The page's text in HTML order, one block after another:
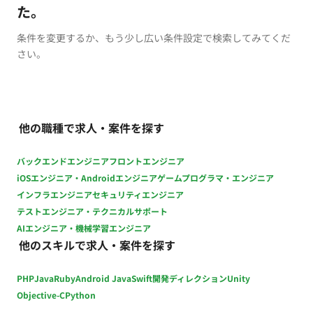
た。
条件を変更するか、もう少し広い条件設定で検索してみてくだ
さい。
他の職種で求人・案件を探す
バックエンドエンジニアフロントエンジニア
iOSエンジニア・Androidエンジニアゲームプログラマ・エンジニア
インフラエンジニアセキュリティエンジニア
テストエンジニア・テクニカルサポート
AIエンジニア・機械学習エンジニア
他のスキルで求人・案件を探す
PHPJavaRubyAndroid JavaSwift開発ディレクションUnity
Objective-CPython